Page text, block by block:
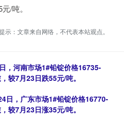
/吨。
示：文章来自网络，不代表本站观点。
，河南市场1#铅锭价格16735-
较7月23日跌55元/吨。
日，广东市场1#铅锭价格16770-
较7月23日涨35元/吨。